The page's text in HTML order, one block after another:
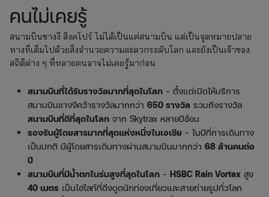
คนไม่เคยรู้
สนามบินชางงี สิงคโปร์ ไม่ได้เป็นแค่สนามบิน แต่เป็นจุดหมายปลาย
ทางที่เต็มไปด้วยสิ่งอำนวยความสะดวกระดับโลก และยังเป็นเจ้าของ
สถิติต่าง ๆ ที่หลายคนอาจไม่เคยรู้มาก่อน
สนามบินที่ได้รับรางวัลมากที่สุดในโลก – ตั้งแต่เปิดให้บริการ
สนามบินชางงีคว้ารางวัลมากกว่า 650 รางวัล รวมถึงรางวัล
สนามบินที่ดีที่สุดในโลก จาก Skytrax หลายปีซ้อน
รองรับผู้โดยสารมากที่สุดแห่งหนึ่งในเอเชีย – ในปีที่การเดินทาง
เป็นปกติ มีผู้โดยสารเดินทางผ่านสนามบินมากกว่า 68 ล้านคนต่อ
ปี
สนามบินที่มีน้ำตกในร่มสูงที่สุดในโลก – HSBC Rain Vortex สูง
40 เมตร เป็นไฮไลท์ที่ดึงดูดนักท่องเที่ยวและสายถ่ายรูปทั่วโลก